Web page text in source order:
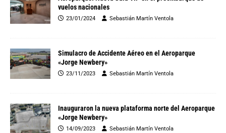
vuelos nacionales
23/01/2024 Sebastián Martín Ventola
Simulacro de Accidente Aéreo en el Aeroparque
«Jorge Newbery»
23/11/2023 Sebastián Martín Ventola
Inauguraron la nueva plataforma norte del Aeroparque
«Jorge Newbery»
14/09/2023 Sebastián Martín Ventola